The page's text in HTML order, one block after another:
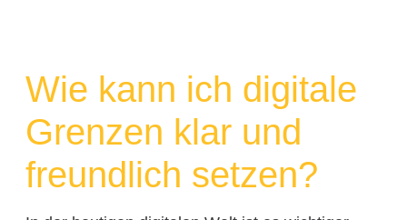
Wie kann ich digitale
Grenzen klar und
freundlich setzen?